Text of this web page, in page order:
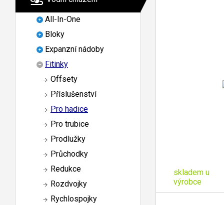
All-In-One
Bloky
Expanzní nádoby
Fitinky
Offsety
Příslušenství
Pro hadice
Pro trubice
Prodlužky
Průchodky
Redukce
Rozdvojky
Rychlospojky
skladem u
výrobce